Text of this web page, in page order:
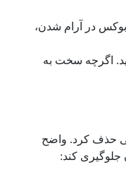
در آرام شدن،
اگرچه سخت به
حذف کرد. واضح
جلوگیری کند: